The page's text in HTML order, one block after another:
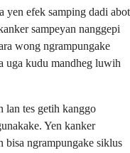
yen efek samping dadi abot
sampeyan nanggepi
wong ngrampungake
uga kudu mandheg luwih
lan tes getih kanggo
Yen kanker
bisa ngrampungake siklus